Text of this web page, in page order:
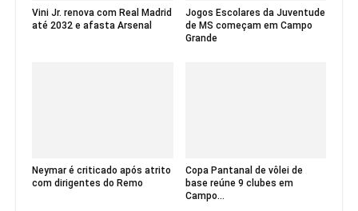
Vini Jr. renova com Real Madrid
até 2032 e afasta Arsenal
Jogos Escolares da Juventude
de MS começam em Campo
Grande
Neymar é criticado após atrito
com dirigentes do Remo
Copa Pantanal de vôlei de
base reúne 9 clubes em
Campo...